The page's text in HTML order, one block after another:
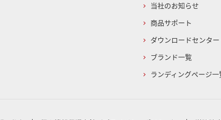
当社のお知らせ
商品サポート
ダウンロードセンター
ブランド一覧
ランディングページ一